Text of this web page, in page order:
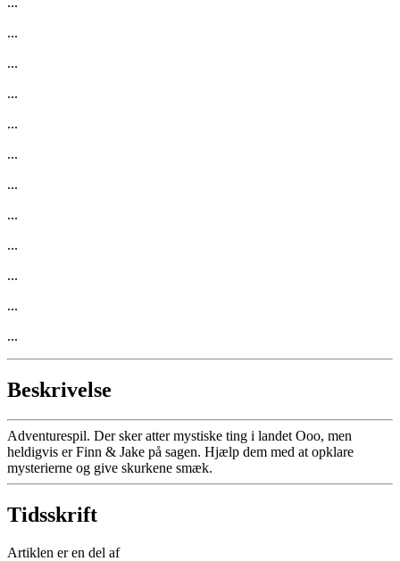
...
...
...
...
...
...
...
...
...
...
...
Beskrivelse
Adventurespil. Der sker atter mystiske ting i landet Ooo, men
heldigvis er Finn & Jake på sagen. Hjælp dem med at opklare
mysterierne og give skurkene smæk.
Tidsskrift
Artiklen er en del af